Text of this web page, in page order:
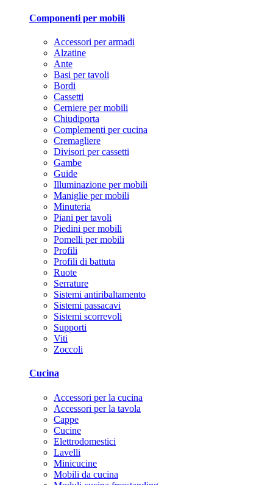
Componenti per mobili
Accessori per armadi
Alzatine
Ante
Basi per tavoli
Bordi
Cassetti
Cerniere per mobili
Chiudiporta
Complementi per cucina
Cremagliere
Divisori per cassetti
Gambe
Guide
Illuminazione per mobili
Maniglie per mobili
Minuteria
Piani per tavoli
Piedini per mobili
Pomelli per mobili
Profili
Profili di battuta
Ruote
Serrature
Sistemi antiribaltamento
Sistemi passacavi
Sistemi scorrevoli
Supporti
Viti
Zoccoli
Cucina
Accessori per la cucina
Accessori per la tavola
Cappe
Cucine
Elettrodomestici
Lavelli
Minicucine
Mobili da cucina